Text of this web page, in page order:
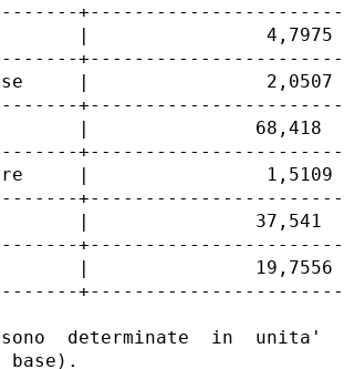
|                4,7975 |
|                2,0507 |
|               68,418  |
|                1,5109 |
|               37,541  |
|               19,7556 |
determinate  in  unita'